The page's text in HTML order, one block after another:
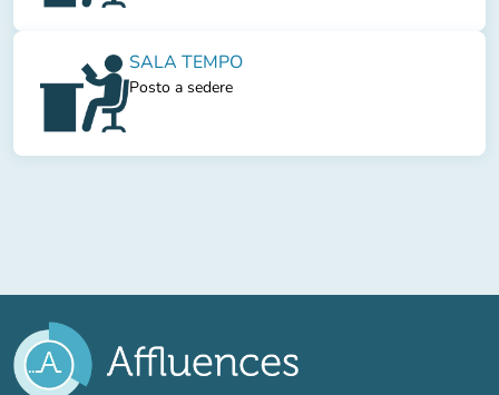
SALA TEMPO
Posto a sedere